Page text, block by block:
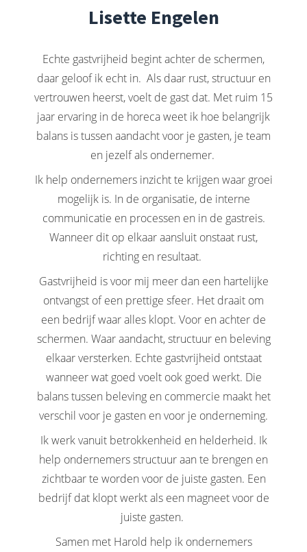
Lisette Engelen
Echte gastvrijheid begint achter de schermen,
daar geloof ik echt in. Als daar rust, structuur en
vertrouwen heerst, voelt de gast dat. Met ruim 15
jaar ervaring in de horeca weet ik hoe belangrijk
balans is tussen aandacht voor je gasten, je team
en jezelf als ondernemer.
Ik help ondernemers inzicht te krijgen waar groei
mogelijk is. In de organisatie, de interne
communicatie en processen en in de gastreis.
Wanneer dit op elkaar aansluit onstaat rust,
richting en resultaat.
Gastvrijheid is voor mij meer dan een hartelijke
ontvangst of een prettige sfeer. Het draait om
een bedrijf waar alles klopt. Voor en achter de
schermen. Waar aandacht, structuur en beleving
elkaar versterken. Echte gastvrijheid ontstaat
wanneer wat goed voelt ook goed werkt. Die
balans tussen beleving en commercie maakt het
verschil voor je gasten en voor je onderneming.
Ik werk vanuit betrokkenheid en helderheid. Ik
help ondernemers structuur aan te brengen en
zichtbaar te worden voor de juiste gasten. Een
bedrijf dat klopt werkt als een magneet voor de
juiste gasten.
Samen met Harold help ik ondernemers